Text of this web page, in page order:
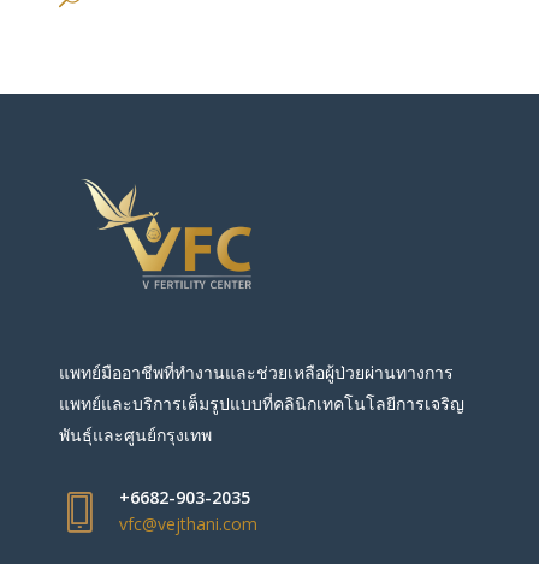
แพทย์มืออาชีพที่ทำงานและช่วยเหลือผู้ป่วยผ่านทางการ
แพทย์และบริการเต็มรูปแบบที่คลินิกเทคโนโลยีการเจริญ
พันธุ์และศูนย์กรุงเทพ
+6682-903-2035
vfc@vejthani.com